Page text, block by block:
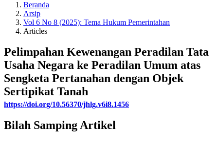
Beranda
Arsip
Vol 6 No 8 (2025): Tema Hukum Pemerintahan
Articles
Pelimpahan Kewenangan Peradilan Tata
Usaha Negara ke Peradilan Umum atas
Sengketa Pertanahan dengan Objek
Sertipikat Tanah
https://doi.org/10.56370/jhlg.v6i8.1456
Bilah Samping Artikel